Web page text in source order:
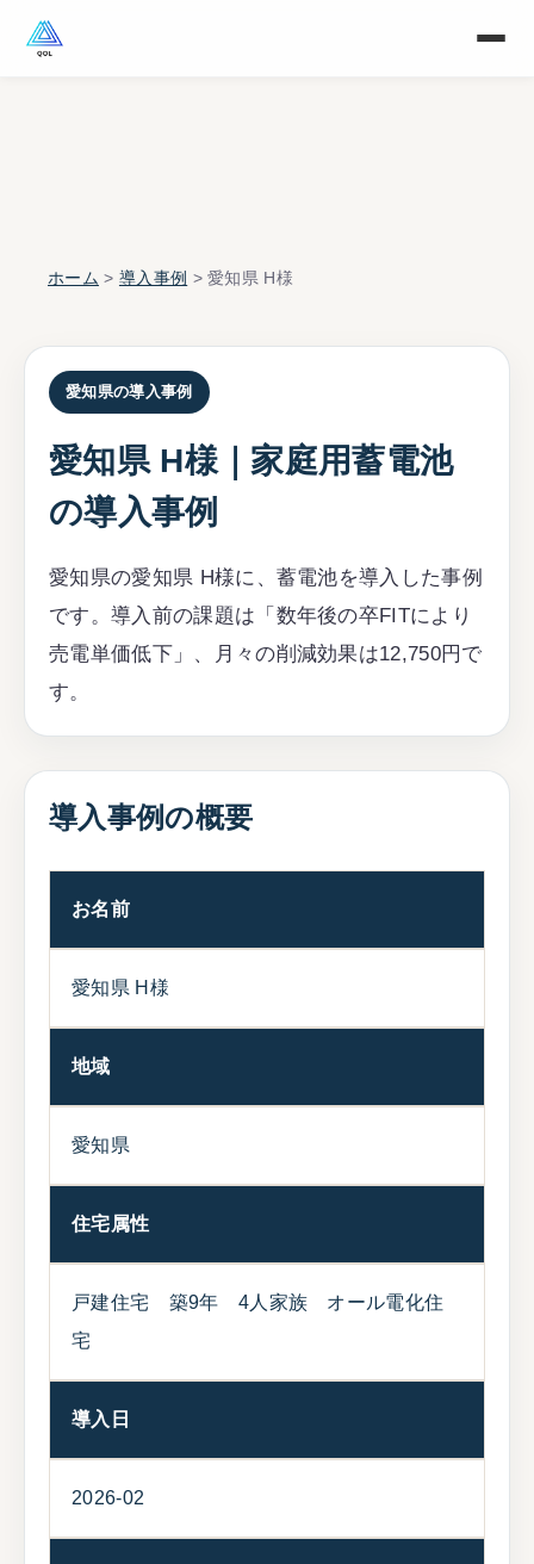
ホーム > 導入事例 > 愛知県 H様
愛知県の導入事例
愛知県 H様｜家庭用蓄電池
の導入事例
愛知県の愛知県 H様に、蓄電池を導入した事例
です。導入前の課題は「数年後の卒FITにより
売電単価低下」、月々の削減効果は12,750円で
す。
導入事例の概要
お名前
愛知県 H様
地域
愛知県
住宅属性
戸建住宅 築9年 4人家族 オール電化住
宅
導入日
2026-02